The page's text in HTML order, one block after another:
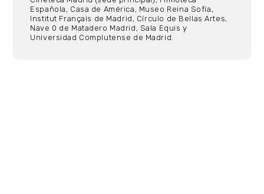
Española, Casa de América, Museo Reina Sofía,
Institut Français de Madrid, Círculo de Bellas Artes,
Nave 0 de Matadero Madrid, Sala Equis y
Universidad Complutense de Madrid.